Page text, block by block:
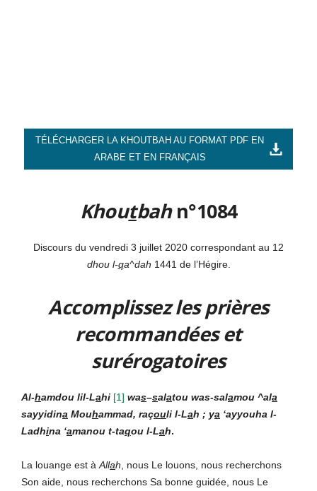
TÉLÉCHARGER LA KHOUTBAH AU FORMAT PDF EN
ARABE ET EN FRANÇAIS
Khoutbahn°1084
Discours du vendredi 3 juillet 2020 correspondant au 12
dhou l-qa^dah 1441 de l’Hégire.
Accomplissez les prières
recommandées et
surérogatoires
Al-hamdou lil-Lahi [1] was–salatou was-salamou ^ala
sayyidina Mouhammad, raçouli l-Lah ; ya ‘ayyouha l-
Ladhina ‘amanou t-taqou l-Lah.
La louange est à Allah , nous Le louons, nous recherchons
Son aide, nous recherchons Sa bonne guidée, nous Le